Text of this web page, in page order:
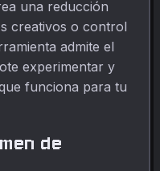
una reducción
creativos o control
admite el
experimentar y
funciona para tu
de